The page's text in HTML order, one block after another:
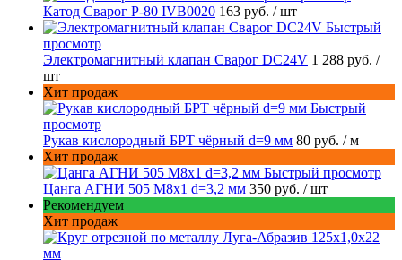
Катод Сварог P-80 IVB0020 163 руб. / шт
Быстрый
просмотр
Электромагнитный клапан Сварог DC24V 1 288 руб. /
шт
Хит продаж
Быстрый
просмотр
Рукав кислородный БРТ чёрный d=9 мм 80 руб. / м
Хит продаж
Быстрый просмотр
Цанга АГНИ 505 М8х1 d=3,2 мм 350 руб. / шт
Рекомендуем
Хит продаж